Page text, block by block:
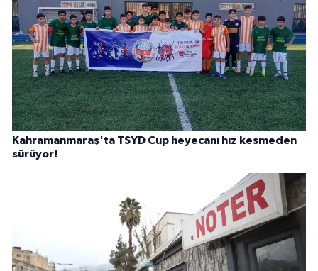
Kahramanmaraş'ta TSYD Cup heyecanı hız kesmeden
sürüyor!